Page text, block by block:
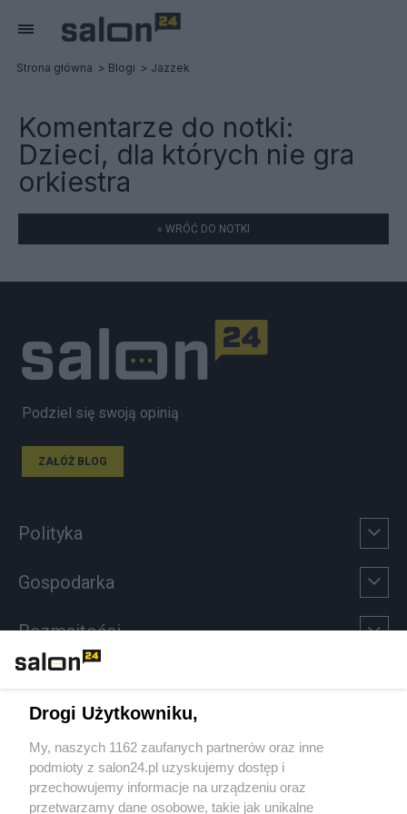
Strona główna Blogi Jazzek
Komentarze do notki:
Dzieci, dla których nie gra
orkiestra
« WRÓĆ DO NOTKI
Podziel się swoją opinią
ZAŁÓŻ BLOG
Polityka
Gospodarka
Rozmaitości
Sport
Społeczeństwo
Drogi Użytkowniku,
My, naszych 1162 zaufanych partnerów oraz inne
podmioty z salon24.pl uzyskujemy dostęp i
przechowujemy informacje na urządzeniu oraz
przetwarzamy dane osobowe, takie jak unikalne